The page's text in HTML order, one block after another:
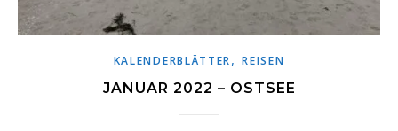
KALENDERBLÄTTER,REISEN
JANUAR 2022 – OSTSEE